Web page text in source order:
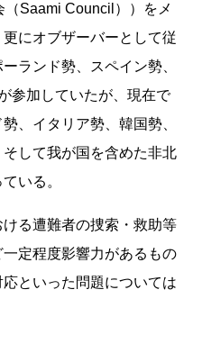
Saami Council））をメ
にオブザーバーとして従
ランド勢、スペイン勢、
参加していたが、現在で
、イタリア勢、韓国勢、
して我が国を含めた非北
いる。
ける遭難者の捜索・救助等
定程度影響力があるもの
といった問題については